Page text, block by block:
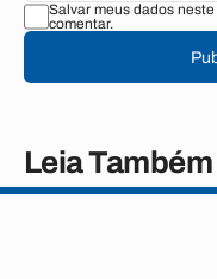
Salvar meus dados
comentar.
Leia Também